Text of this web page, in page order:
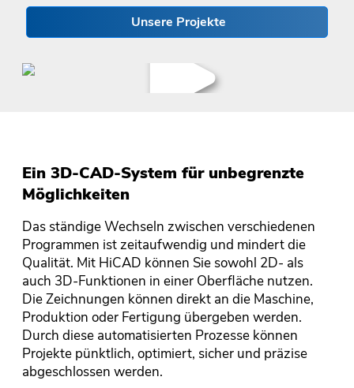
Unsere Projekte
Ein 3D-CAD-System für unbegrenzte
Möglichkeiten
Das ständige Wechseln zwischen verschiedenen
Programmen ist zeitaufwendig und mindert die
Qualität. Mit HiCAD können Sie sowohl 2D- als
auch 3D-Funktionen in einer Oberfläche nutzen.
Die Zeichnungen können direkt an die Maschine,
Produktion oder Fertigung übergeben werden.
Durch diese automatisierten Prozesse können
Projekte pünktlich, optimiert, sicher und präzise
abgeschlossen werden.